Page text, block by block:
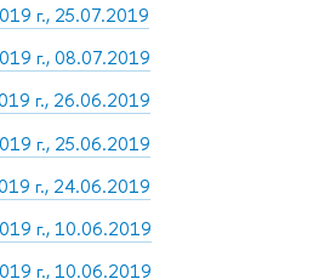
г., 25.07.2019
г., 08.07.2019
г., 26.06.2019
г., 25.06.2019
г., 24.06.2019
г., 10.06.2019
г., 10.06.2019